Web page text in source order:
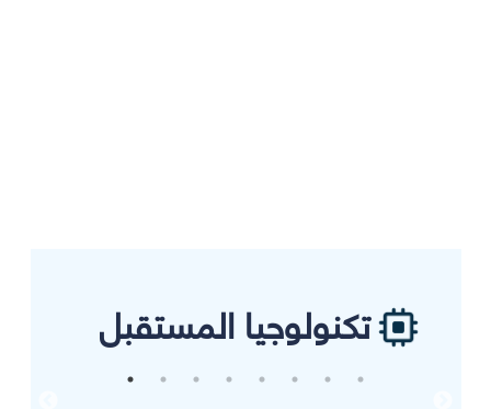
تكنولوجيا المستقبل